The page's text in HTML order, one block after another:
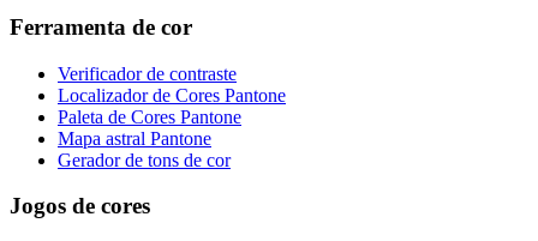
Ferramenta de cor
Verificador de contraste
Localizador de Cores Pantone
Paleta de Cores Pantone
Mapa astral Pantone
Gerador de tons de cor
Jogos de cores